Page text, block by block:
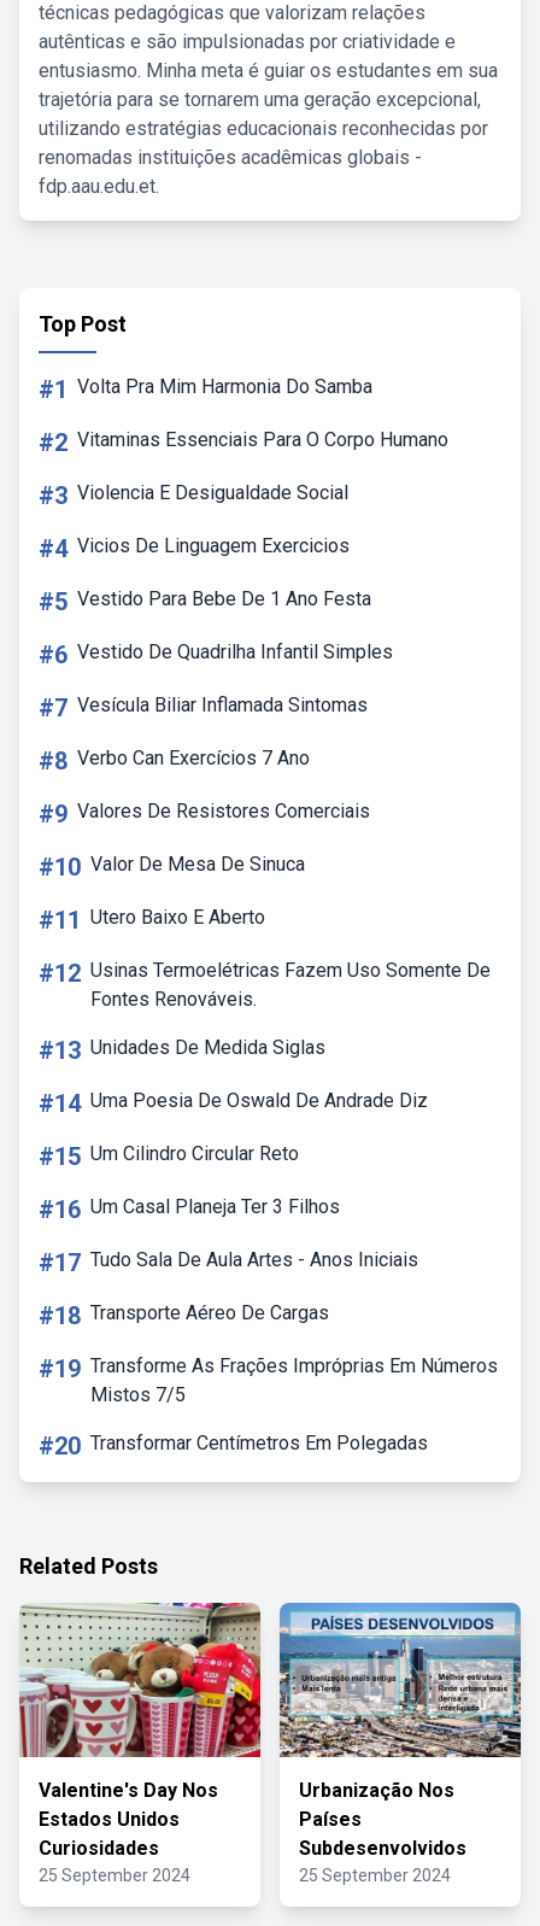
técnicas pedagógicas que valorizam relações
autênticas e são impulsionadas por criatividade e
entusiasmo. Minha meta é guiar os estudantes em sua
trajetória para se tornarem uma geração excepcional,
utilizando estratégias educacionais reconhecidas por
renomadas instituições acadêmicas globais -
fdp.aau.edu.et.
Top Post
#1 Volta Pra Mim Harmonia Do Samba
#2 Vitaminas Essenciais Para O Corpo Humano
#3 Violencia E Desigualdade Social
#4 Vicios De Linguagem Exercicios
#5 Vestido Para Bebe De 1 Ano Festa
#6 Vestido De Quadrilha Infantil Simples
#7 Vesícula Biliar Inflamada Sintomas
#8 Verbo Can Exercícios 7 Ano
#9 Valores De Resistores Comerciais
#10 Valor De Mesa De Sinuca
#11 Utero Baixo E Aberto
#12 Usinas Termoelétricas Fazem Uso Somente De
Fontes Renováveis.
#13 Unidades De Medida Siglas
#14 Uma Poesia De Oswald De Andrade Diz
#15 Um Cilindro Circular Reto
#16 Um Casal Planeja Ter 3 Filhos
#17 Tudo Sala De Aula Artes - Anos Iniciais
#18 Transporte Aéreo De Cargas
#19 Transforme As Frações Impróprias Em Números
Mistos 7/5
#20 Transformar Centímetros Em Polegadas
Related Posts
Valentine's Day Nos
Estados Unidos
Curiosidades
25 September 2024
Urbanização Nos
Países
Subdesenvolvidos
25 September 2024